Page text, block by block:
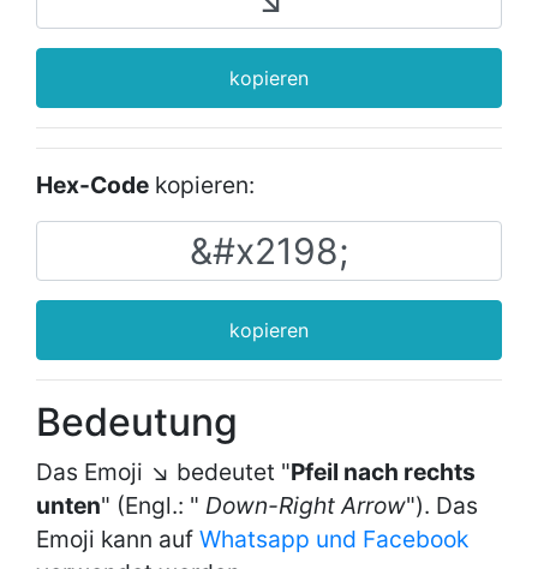
kopieren
Hex-Code kopieren:
kopieren
Bedeutung
Das Emoji ↘ bedeutet "Pfeil nach rechts
unten" (Engl.: " Down-Right Arrow"). Das
Emoji kann auf Whatsapp und Facebook